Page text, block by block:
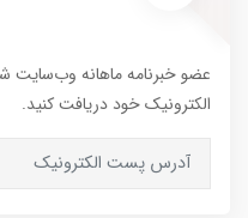
عضو خبرنامه ماهانه وب‌سایت
الکترونیک خود دریافت کنید.